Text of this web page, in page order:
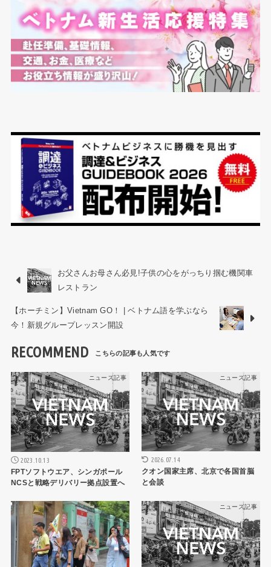
お父さんお母さん必見!子供の心をがっちり掴む機関車
レストラン
【ホーチミン】Vietnam GO！ | ベトナム語を学ぶなら
今！新規グループレッスン開設
RECOMMEND
ニュース記事
2023.10.13
FPTソフトウエア、シンガポール
NCSと戦略デリバリー拠点設置へ
ニュース記事
2026.07.14
クオン国家主席、北京で各国首脳
と会談
ニュース記事 ニュース記事